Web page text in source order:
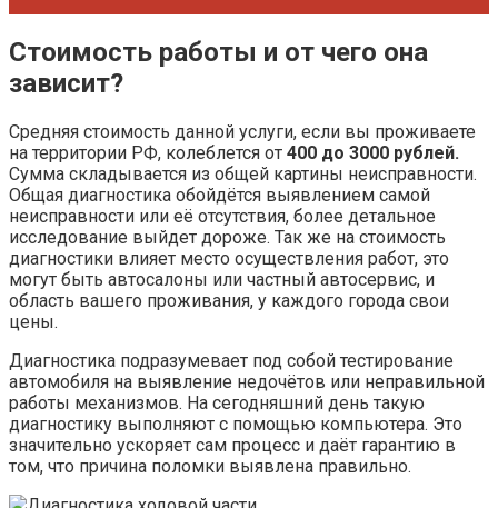
Стоимость работы и от чего она
зависит?
Средняя стоимость данной услуги, если вы проживаете
на территории РФ, колеблется от 400 до 3000 рублей.
Сумма складывается из общей картины неисправности.
Общая диагностика обойдётся выявлением самой
неисправности или её отсутствия, более детальное
исследование выйдет дороже. Так же на стоимость
диагностики влияет место осуществления работ, это
могут быть автосалоны или частный автосервис, и
область вашего проживания, у каждого города свои
цены.
Диагностика подразумевает под собой тестирование
автомобиля на выявление недочётов или неправильной
работы механизмов. На сегодняшний день такую
диагностику выполняют с помощью компьютера. Это
значительно ускоряет сам процесс и даёт гарантию в
том, что причина поломки выявлена правильно.